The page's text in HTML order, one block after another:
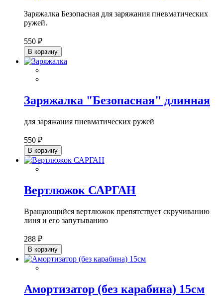
Заряжалка Безопасная для заряжания пневматических
ружей.
550 ₽
В корзину
Заряжалка "Безопасная" длинная
для заряжания пневматических ружей
550 ₽
В корзину
Вертлюжок САРГАН
Вращающийся вертлюжок препятствует скручиванию
линя и его запутыванию
288 ₽
В корзину
Амортизатор (без карабина) 15см